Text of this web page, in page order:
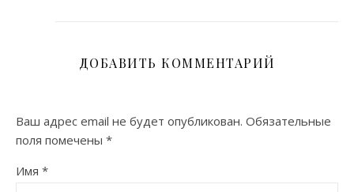
ДОБАВИТЬ КОММЕНТАРИЙ
Ваш адрес email не будет опубликован. Обязательные
поля помечены *
Имя *